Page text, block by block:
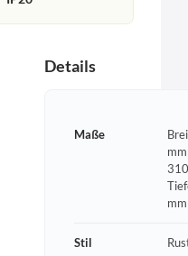
Details
Maße
mm
Stil